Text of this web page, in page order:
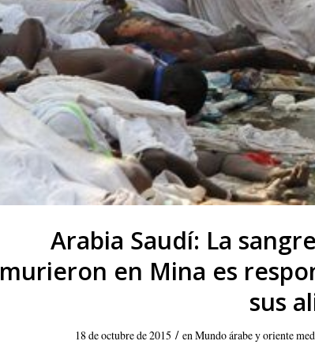
Arabia Saudí: La
murieron en Mina es
sus
18 de octubre de 2015 / enMundo árabe y oriente